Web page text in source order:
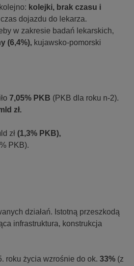
kolejki, brak czasu i
dojazdu do lekarza.
w zakresie badań lekarskich,
(6,4%), kujawsko-pomorski
7,05% PKB (PKB dla roku n-2).
zł.
zł (1,3% PKB),
PKB).
działań. Istotną przeszkodą
infrastruktura, konstrukcja
roku życia wzrośnie do ok. 33% (z